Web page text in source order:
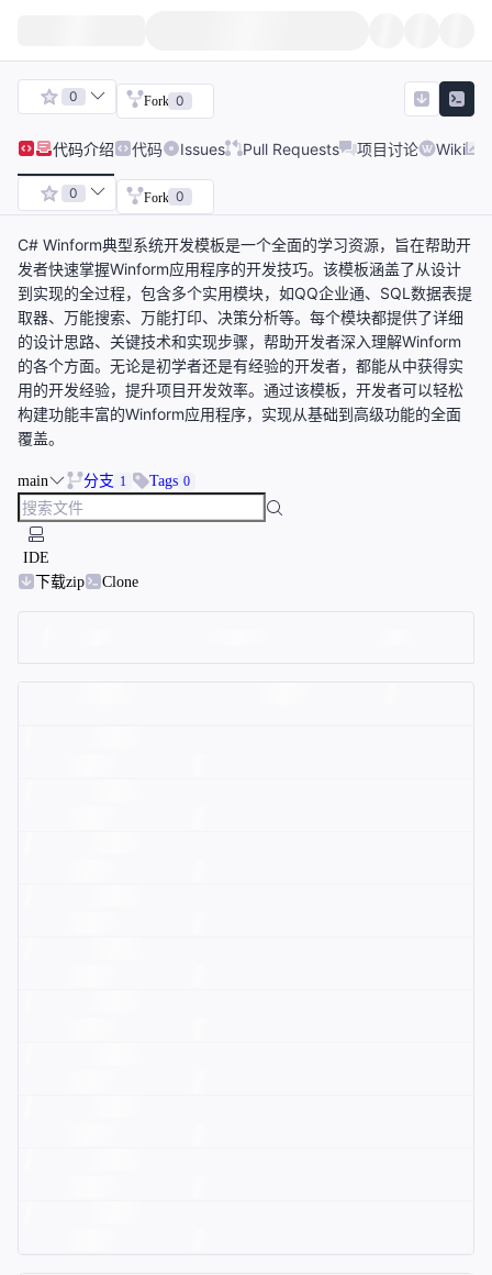
0 Fork 0
代码介绍 代码 Issues Pull Requests 项目讨论 Wiki
0 Fork 0
C# Winform典型系统开发模板是一个全面的学习资源，旨在帮助开
发者快速掌握Winform应用程序的开发技巧。该模板涵盖了从设计
到实现的全过程，包含多个实用模块，如QQ企业通、SQL数据表提
取器、万能搜索、万能打印、决策分析等。每个模块都提供了详细
的设计思路、关键技术和实现步骤，帮助开发者深入理解Winform
的各个方面。无论是初学者还是有经验的开发者，都能从中获得实
用的开发经验，提升项目开发效率。通过该模板，开发者可以轻松
构建功能丰富的Winform应用程序，实现从基础到高级功能的全面
覆盖。
main 分支 1 Tags 0
IDE
下载zip
Clone